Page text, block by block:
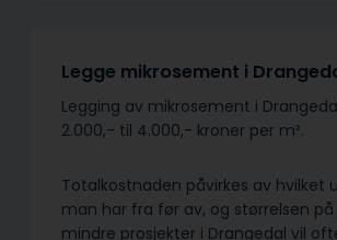
Legge mikrosement i
Legging av mikrosement i
2.000,- til 4.000,- kroner per m².
Totalkostnaden påvirkes av hvilket
man har fra før av, og størrelsen
mindre prosjekter i Drangedal vil